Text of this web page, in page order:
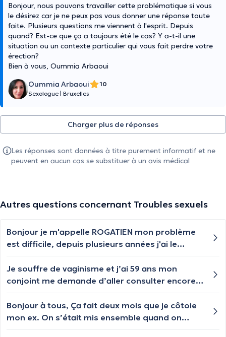
Bonjour, nous pouvons travailler cette problématique si vous
le désirez car je ne peux pas vous donner une réponse toute
faite. Plusieurs questions me viennent à l'esprit. Depuis
quand? Est-ce que ça a toujours été le cas? Y a-t-il une
situation ou un contexte particulier qui vous fait perdre votre
érection?
Bien à vous, Oummia Arbaoui
Oummia Arbaoui
10
Sexologue Bruxelles
Charger plus de réponses
Les réponses sont données à titre purement informatif et ne
peuvent en aucun cas se substituer à un avis médical
Autres questions concernant Troubles sexuels
Bonjour je m'appelle ROGATIEN mon problème
est difficile, depuis plusieurs années j'ai le
satisfaire mon partenaire, au lit, mais quand je
me retrouve seul, je me masturbe, et je
retrouver mon érection en pénétrant mon
partenaire
Je souffre de vaginisme et j’ai 59 ans mon
conjoint me demande d’aller consulter encore
Bonjour à tous, Ça fait deux mois que je côtoie
mon ex. On s’était mis ensemble quand on